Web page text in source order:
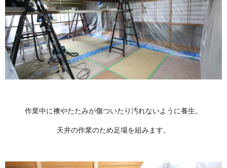
作業中に襖やたたみが傷ついたり汚れないように養生。
天井の作業のため足場を組みます。